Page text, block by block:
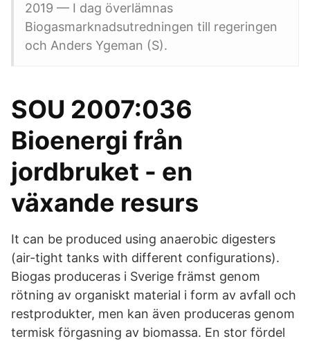
2019 — I dag överlämnas
Biogasmarknadsutredningen till regeringen
och Anders Ygeman (S).
SOU 2007:036
Bioenergi från
jordbruket - en
växande resurs
It can be produced using anaerobic digesters
(air-tight tanks with different configurations).
Biogas produceras i Sverige främst genom
rötning av organiskt material i form av avfall och
restprodukter, men kan även produceras genom
termisk förgasning av biomassa. En stor fördel